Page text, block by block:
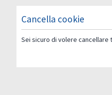
Cancella cookie
Sei sicuro di volere cancellare